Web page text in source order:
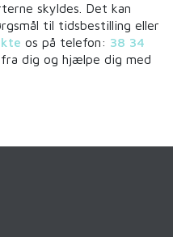
skyldes. Det kan
til tidsbestilling eller
os på telefon: 38 34
dig og hjælpe dig med